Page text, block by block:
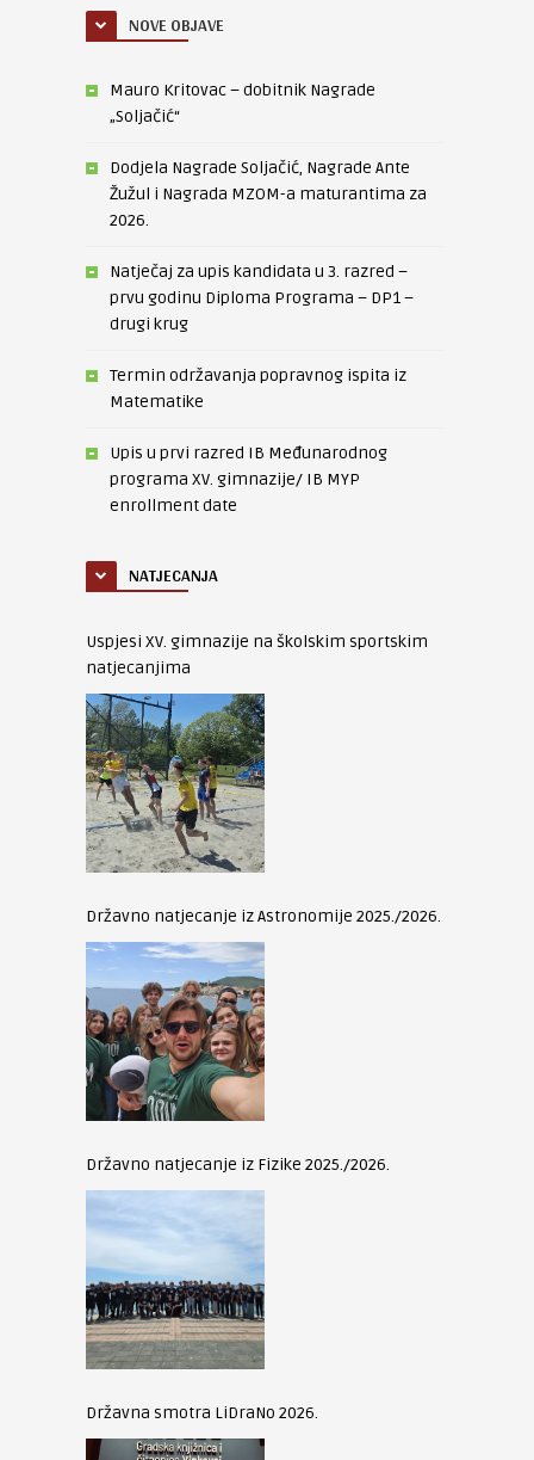
NOVE OBJAVE
Mauro Kritovac – dobitnik Nagrade
„Soljačić“
Dodjela Nagrade Soljačić, Nagrade Ante
Žužul i Nagrada MZOM-a maturantima za
2026.
Natječaj za upis kandidata u 3. razred –
prvu godinu Diploma Programa – DP1 –
drugi krug
Termin održavanja popravnog ispita iz
Matematike
Upis u prvi razred IB Međunarodnog
programa XV. gimnazije/ IB MYP
enrollment date
NATJECANJA
Uspjesi XV. gimnazije na školskim sportskim
natjecanjima
Državno natjecanje iz Astronomije 2025./2026.
Državno natjecanje iz Fizike 2025./2026.
Državna smotra LiDraNo 2026.